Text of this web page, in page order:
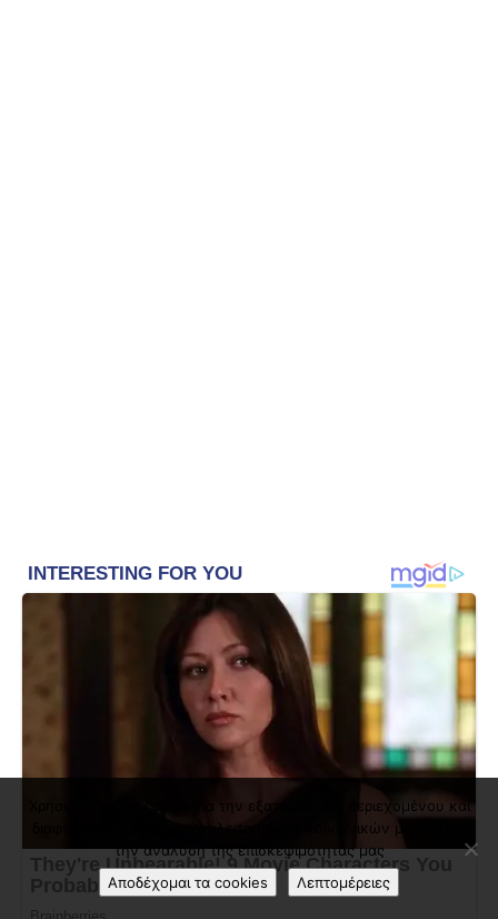
Χρησιμοποιούμε cookie για την εξατομίκευση περιεχομένου και
διαφημίσεων, την παροχή λειτουργιών κοινωνικών μέσων και
την ανάλυση της επισκεψιμότητάς μας
Αποδέχομαι τα cookies
Λεπτομέρειες